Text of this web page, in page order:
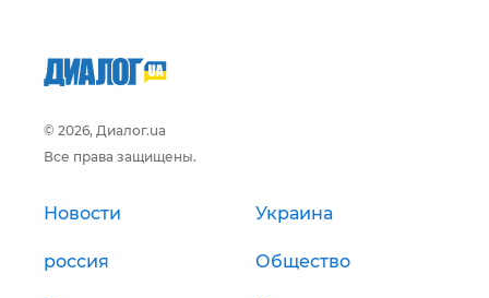
© 2026, Диалог.ua
Все права защищены.
Новости Украина
россия Общество